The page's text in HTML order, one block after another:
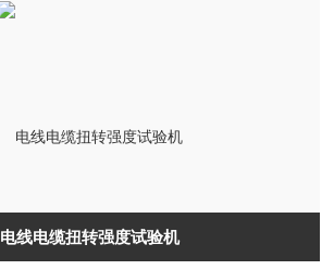
电线电缆扭转强度试验机